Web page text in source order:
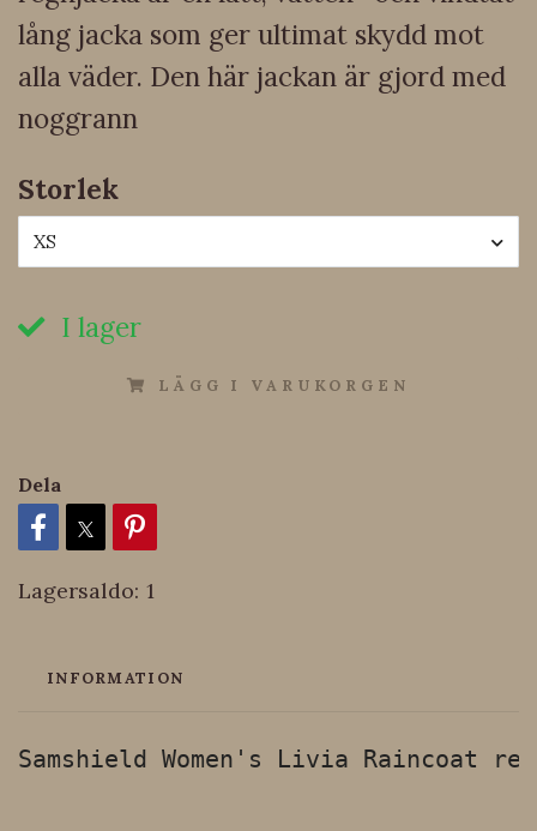
lång jacka som ger ultimat skydd mot
alla väder. Den här jackan är gjord med
noggrann
Storlek
XS
I lager
LÄGG I VARUKORGEN
Dela
Lagersaldo: 1
INFORMATION
Samshield Women's Livia Raincoat